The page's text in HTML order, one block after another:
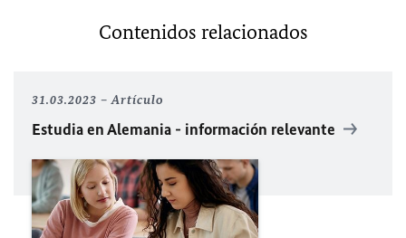
Contenidos relacionados
31.03.2023 Artículo
Estudia en Alemania - información relevante